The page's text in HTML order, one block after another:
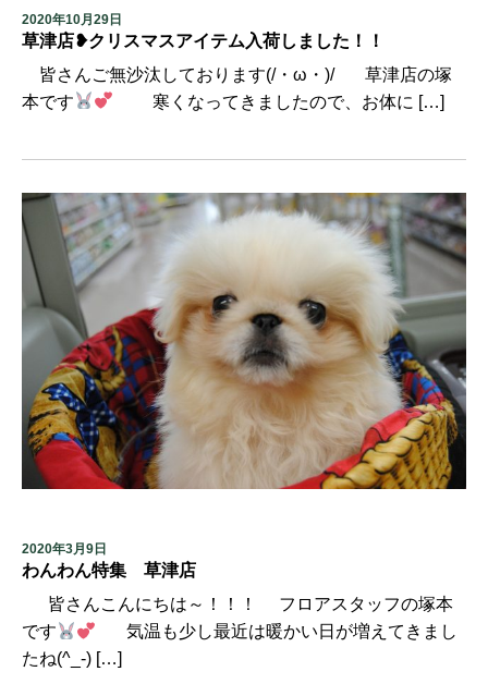
2020年10月29日
草津店❥クリスマスアイテム入荷しました！！
皆さんご無沙汰しております(/・ω・)/ 草津店の塚
本です
寒くなってきましたので、お体に […]
2020年3月9日
わんわん特集 草津店
皆さんこんにちは～！！！ フロアスタッフの塚本
です
気温も少し最近は暖かい日が増えてきまし
たね(^_-) […]